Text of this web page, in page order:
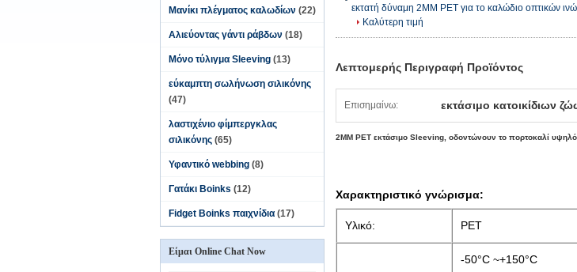
Μανίκι πλέγματος καλωδίων (22)
Αλιεύοντας γάντι ράβδων (18)
Μόνο τύλιγμα Sleeving (13)
εύκαμπτη σωλήνωση σιλικόνης
(47)
λαστιχένιο φίμπεργκλας
σιλικόνης (65)
Υφαντικό webbing (8)
Γατάκι Boinks (12)
Fidget Boinks παιχνίδια (17)
Είμαι Online Chat Now
εκτατή δύναμη 2MM PET για το καλώδιο οπτικών
Καλύτερη τιμή
Λεπτομερής Περιγραφή Προϊόντος
Επισημαίνω: εκτάσιμο κατοικίδιων
2MM PET εκτάσιμο Sleeving, οδοντώνουν το πορτοκαλί
Χαρακτηριστικό γνώρισμα:
Υλικό: PET
-50°C ~+150°C